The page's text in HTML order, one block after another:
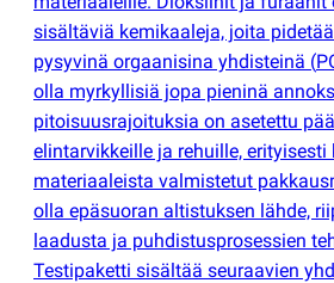
sisältäviä kemikaaleja, joita
pysyvinä orgaanisina yhdisteinä (
olla myrkyllisiä jopa pieninä
pitoisuusrajoituksia on asetettu
elintarvikkeille ja rehuille, erityisesti
materiaaleista valmistetut
olla epäsuoran altistuksen lähde,
laadusta ja puhdistusprosessien
Testipaketti sisältää seuraavien